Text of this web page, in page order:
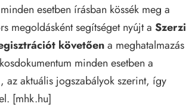
esetben írásban kössék meg a
megoldásként segítséget nyújt a Szerzi
követőena meghatalmazás
minden esetben a
az aktuális jogszabályok szerint, így
[mhk.hu]